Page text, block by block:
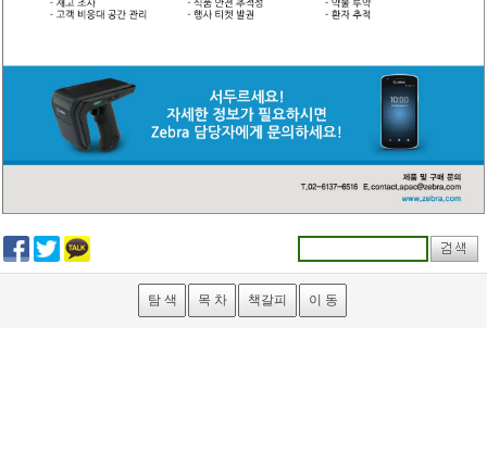
탐 색 목 차 책갈피 이 동